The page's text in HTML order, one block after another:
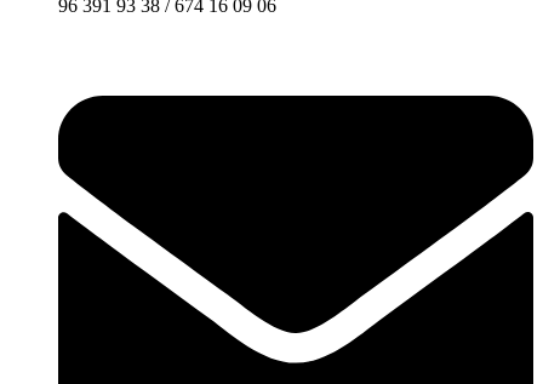
96 391 93 38 / 674 16 09 06